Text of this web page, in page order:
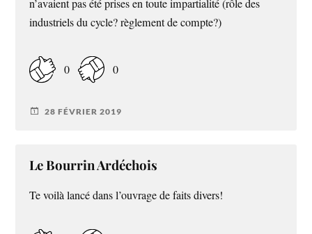
n’avaient pas été prises en toute impartialité (rôle des
industriels du cycle? règlement de compte?)
0 0
28 FÉVRIER 2019
Le Bourrin Ardéchois
Te voilà lancé dans l’ouvrage de faits divers!